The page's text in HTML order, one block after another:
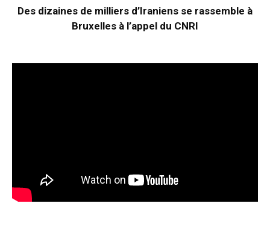
Des dizaines de milliers d’Iraniens se rassemble à
Bruxelles à l’appel du CNRI